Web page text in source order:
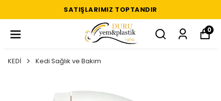
SATIŞLARIMIZ TOPTANDIR
0
KEDİ Kedi Sağlık ve Bakım